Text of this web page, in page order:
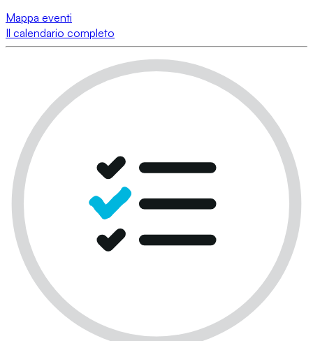
Mappa eventi
Il calendario completo